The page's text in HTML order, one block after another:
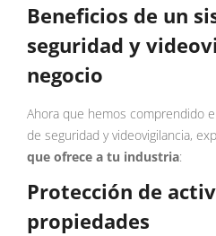
Beneficios de un
seguridad y
negocio
Ahora que hemos comprendido
de seguridad y videovigilancia,
que ofrece a tu industria:
Protección de
propiedades